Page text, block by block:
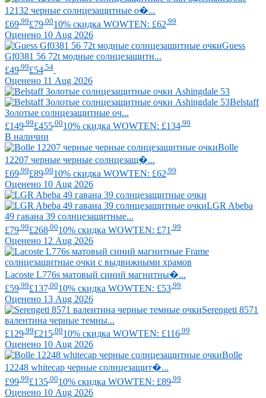
12132 черные солнцезащитные о�...
£69 .99£79 .0010% скидка WOWTEN: £62 .99
Оценено 10 Aug 2026
Guess
Gf0381 56 72t модные солнцезащитн...
£49 .99£54 .54
Оценено 11 Aug 2026
Belstaff
Золотые солнцезащитные оч...
£149 .99£455 .0010% скидка WOWTEN: £134 .99
В наличии
Bolle
12207 черные черные солнцезащ�...
£69 .99£89 .0010% скидка WOWTEN: £62 .99
Оценено 10 Aug 2026
LGR Abeba
49 гавана 39 солнцезащитные...
£79 .99£268 .0010% скидка WOWTEN: £71 .99
Оценено 12 Aug 2026
Lacoste L776s матовый синий магнитны�...
£59 .99£137 .0010% скидка WOWTEN: £53 .99
Оценено 13 Aug 2026
Serengeti 8571
валентина черные темны...
£129 .99£215 .0010% скидка WOWTEN: £116 .99
Оценено 10 Aug 2026
Bolle
12248 whitecap черные солнцезащит�...
£99 .99£135 .0010% скидка WOWTEN: £89 .99
Оценено 10 Aug 2026